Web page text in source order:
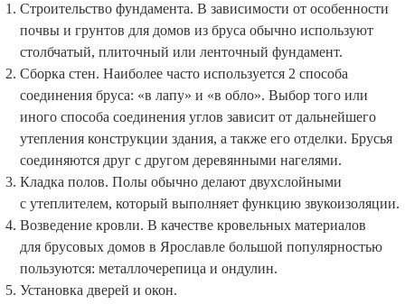
Строительство фундамента. В зависимости от особенности
почвы и грунтов для домов из бруса обычно используют
столбчатый, плиточный или ленточный фундамент.
Сборка стен. Наиболее часто используется 2 способа
соединения бруса: «в лапу» и «в обло». Выбор того или
иного способа соединения углов зависит от дальнейшего
утепления конструкции здания, а также его отделки. Брусья
соединяются друг с другом деревянными нагелями.
Кладка полов. Полы обычно делают двухслойными
с утеплителем, который выполняет функцию звукоизоляции.
Возведение кровли. В качестве кровельных материалов
для брусовых домов в Ярославле большой популярностью
пользуются: металлочерепица и ондулин.
Установка дверей и окон.